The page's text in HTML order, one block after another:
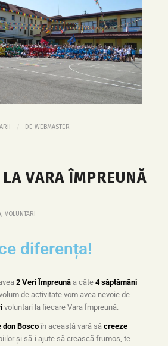
/ DE WEBMASTER
VARA ÎMPREUNĂ
, VOLUNTARI
diferența!
2 Veri Împreunăa câte 4 săptămâni
de activitate vom avea nevoie de
voluntari la fiecare Vara Împreună.
don Boscoîn această vară să creeze
și să-i ajute să crească frumos, te